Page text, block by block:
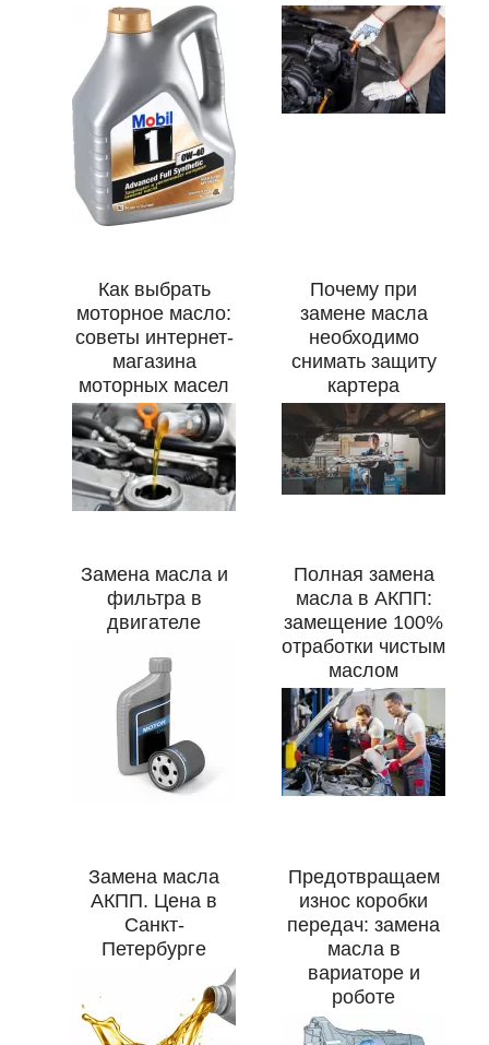
Как выбрать
моторное масло:
советы интернет-
магазина
моторных масел
Почему при
замене масла
необходимо
снимать защиту
картера
Замена масла и
фильтра в
двигателе
Полная замена
масла в АКПП:
замещение 100%
отработки чистым
маслом
Замена масла
АКПП. Цена в
Санкт-
Петербурге
Предотвращаем
износ коробки
передач: замена
масла в
вариаторе и
роботе